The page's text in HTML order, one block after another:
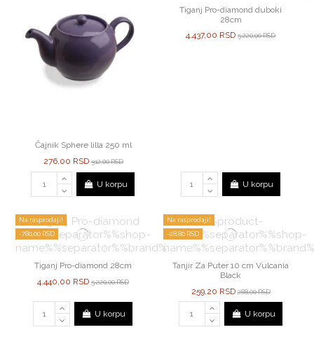
Čajnik Sphere lilla 250 ml
276,00 RSD312,00 RSD
U korpu
Tiganj Pro-diamond duboki
28cm
4.437,00 RSD5.220,00 RSD
U korpu
Na rasprodaji!
-780,00 RSD
Tiganj Pro-diamond 28cm
4.440,00 RSD5.220,00 RSD
U korpu
Na rasprodaji!
-28,80 RSD
Tanjir Za Puter 10 cm Vulcania
Black
259,20 RSD 288,00 RSD
U korpu